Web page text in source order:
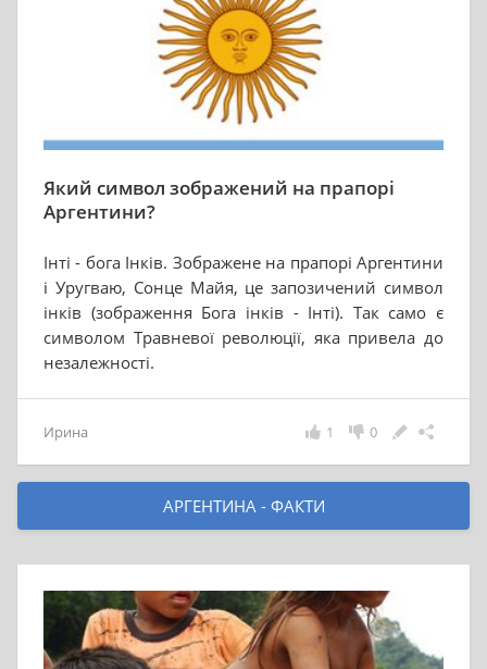
Який символ зображений на прапорі
Аргентини?
Інті - бога Інків. Зображене на прапорі Аргентини
і Уругваю, Сонце Майя, це запозичений символ
інків (зображення Бога інків - Інті). Так само є
символом Травневої революції, яка привела до
незалежності.
Ирина 0
1
АРГЕНТИНА - ФАКТИ